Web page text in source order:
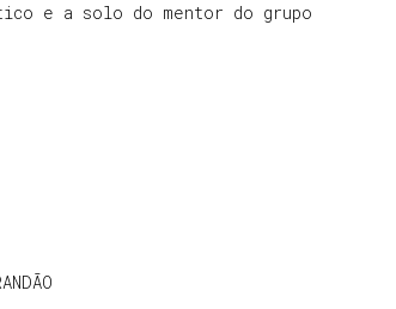
e a solo do mentor do grupo